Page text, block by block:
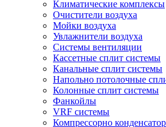
Климатические комплексы
Очистители воздуха
Мойки воздуха
Увлажнители воздуха
Системы вентиляции
Кассетные сплит системы
Канальные сплит системы
Напольно потолочные
Колонные сплит системы
Фанкойлы
VRF системы
Компрессорно